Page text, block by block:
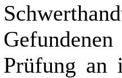
Prüfung an